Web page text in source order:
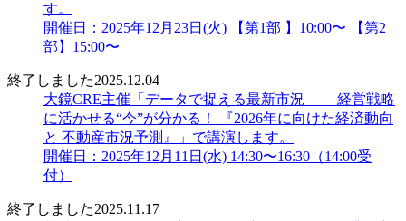
す。
開催日：2025年12月23日(火) 【第1部 】10:00〜 【第2
部】15:00〜
終了しました2025.12.04
大鏡CRE主催「データで捉える最新市況― ―経営戦略
に活かせる“今”が分かる！ 『2026年に向けた経済動向
と 不動産市況予測』」で講演します。
開催日：2025年12月11日(水) 14:30〜16:30（14:00受
付）
終了しました2025.11.17